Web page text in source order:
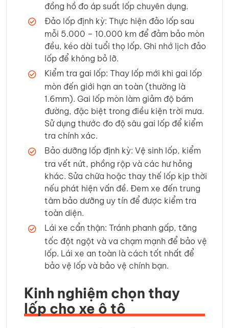
đồng hồ đo áp suất lốp chuyên dụng.
Đảo lốp định kỳ: Thực hiện đảo lốp sau
mỗi 5.000 – 10.000 km để đảm bảo mòn
đều, kéo dài tuổi thọ lốp. Ghi nhớ lịch đảo
lốp để không bỏ lỡ.
Kiểm tra gai lốp: Thay lốp mới khi gai lốp
mòn đến giới hạn an toàn (thường là
1.6mm). Gai lốp mòn làm giảm độ bám
đường, đặc biệt trong điều kiện trời mưa.
Sử dụng thước đo độ sâu gai lốp để kiểm
tra chính xác.
Bảo dưỡng lốp định kỳ: Vệ sinh lốp, kiểm
tra vết nứt, phồng rộp và các hư hỏng
khác. Sửa chữa hoặc thay thế lốp kịp thời
nếu phát hiện vấn đề. Đem xe đến trung
tâm bảo dưỡng uy tín để được kiểm tra
toàn diện.
Lái xe cẩn thận: Tránh phanh gấp, tăng
tốc đột ngột và va chạm mạnh để bảo vệ
lốp. Lái xe an toàn là cách tốt nhất để
bảo vệ lốp và bảo vệ chính bạn.
Kinh nghiệm chọn thay
lốp cho xe ô tô